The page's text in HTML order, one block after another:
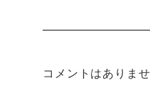
コメントはありませ